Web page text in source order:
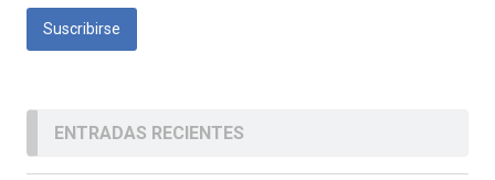
ENTRADAS RECIENTES